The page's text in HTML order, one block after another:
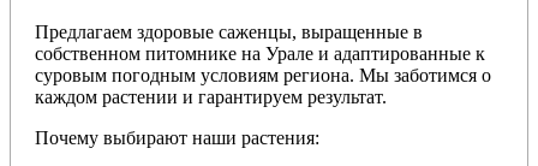
Предлагаем здоровые саженцы, выращенные в
собственном питомнике на Урале и адаптированные к
суровым погодным условиям региона. Мы заботимся о
каждом растении и гарантируем результат.
Почему выбирают наши растения: